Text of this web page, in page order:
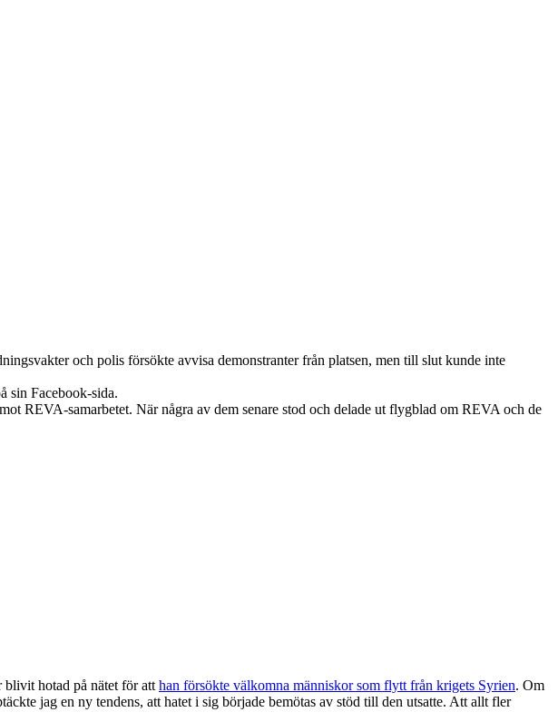
och polis försökte avvisa demonstranter från platsen, men till slut kunde inte
sin Facebook-sida.
REVA-samarbetet. När några av dem senare stod och delade ut flygblad om REVA och de
hotad på nätet för att han försökte välkomna människor som flytt från krigets Syrien. Om
jag en ny tendens, att hatet i sig började bemötas av stöd till den utsatte. Att allt fler